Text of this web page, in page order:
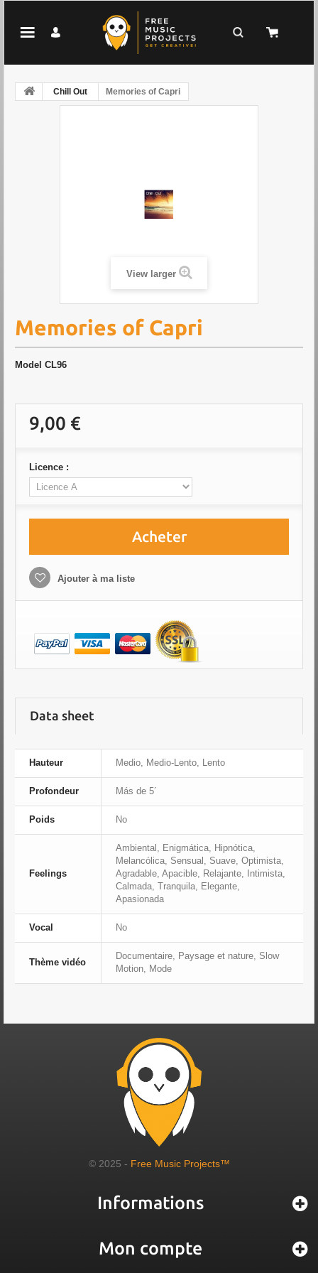
Chill Out Memories of Capri
View larger
Memories of Capri
Model CL96
9,00 €
Licence :
Acheter
Ajouter à ma liste
Data sheet
Hauteur Medio, Medio-Lento, Lento
Profondeur Más de 5´
Poids No
Feelings
Ambiental, Enigmática, Hipnótica,
Melancólica, Sensual, Suave, Optimista,
Agradable, Apacible, Relajante, Intimista,
Calmada, Tranquila, Elegante,
Apasionada
Vocal No
Thème vidéo
Documentaire, Paysage et nature, Slow
Motion, Mode
© 2025 - Free Music Projects™
Informations
Mon compte